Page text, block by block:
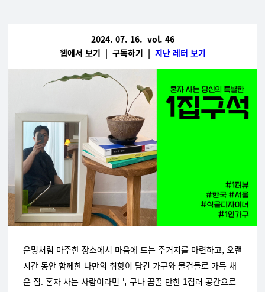
2024. 07. 16. vol. 46
웹에서 보기 | 구독하기 | 지난 레터 보기
운명처럼 마주한 장소에서 마음에 드는 주거지를 마련하고, 오랜
시간 동안 함께한 나만의 취향이 담긴 가구와 물건들로 가득 채
운 집. 혼자 사는 사람이라면 누구나 꿈꿀 만한 1집러 공간으로